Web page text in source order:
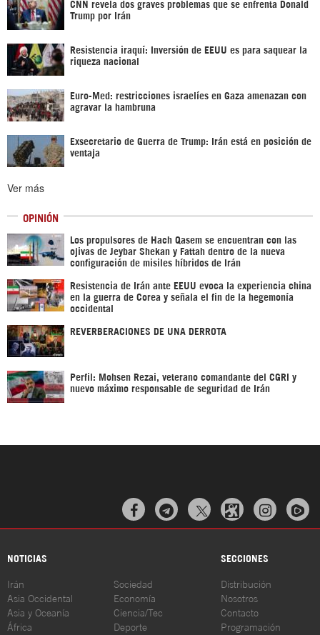
CNN revela dos graves problemas que se enfrenta Donald
Trump por Irán
Resistencia iraquí: Inversión de EEUU es para saquear la
riqueza nacional
Euro-Med: restricciones israelíes en Gaza amenazan con
agravar la hambruna
Exsecretario de Guerra de Trump: Irán está en posición de
ventaja
Ver más
OPINIÓN
Los propulsores de Hach Qasem se encuentran con las
ojivas de Jeybar Shekan y Fattah dentro de la nueva
configuración de misiles híbridos de Irán
Resistencia de Irán ante EEUU evoca la experiencia china
en la guerra de Corea y señala el fin de la hegemonía
occidental
REVERBERACIONES DE UNA DERROTA
Perfil: Mohsen Rezai, veterano comandante del CGRI y
nuevo máximo responsable de seguridad de Irán
  
NOTICIAS SECCIONES
Irán
Asia Occidental
Asia y Oceanía
África
Sociedad
Economía
Ciencia/Tec
Deporte
Distribución
Nosotros
Contacto
Programación